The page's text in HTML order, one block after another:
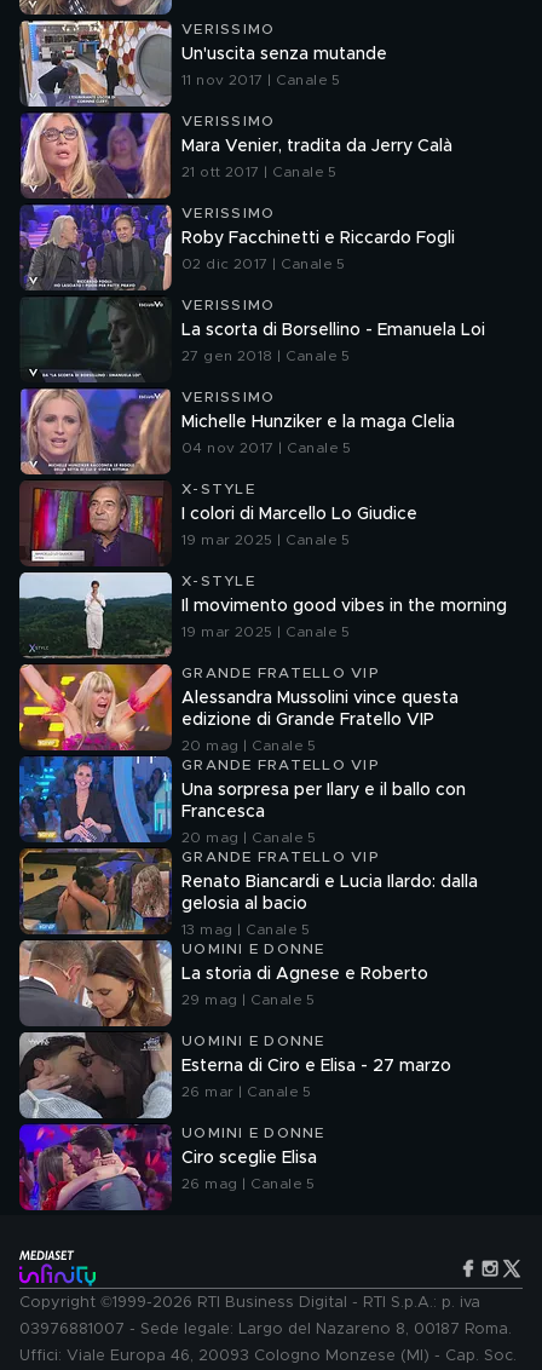
VERISSIMO
Un'uscita senza mutande
11 nov 2017 | Canale 5
VERISSIMO
Mara Venier, tradita da Jerry Calà
21 ott 2017 | Canale 5
VERISSIMO
Roby Facchinetti e Riccardo Fogli
02 dic 2017 | Canale 5
VERISSIMO
La scorta di Borsellino - Emanuela Loi
27 gen 2018 | Canale 5
VERISSIMO
Michelle Hunziker e la maga Clelia
04 nov 2017 | Canale 5
X-STYLE
I colori di Marcello Lo Giudice
19 mar 2025 | Canale 5
X-STYLE
Il movimento good vibes in the morning
19 mar 2025 | Canale 5
GRANDE FRATELLO VIP
Alessandra Mussolini vince questa
edizione di Grande Fratello VIP
20 mag | Canale 5
GRANDE FRATELLO VIP
Una sorpresa per Ilary e il ballo con
Francesca
20 mag | Canale 5
GRANDE FRATELLO VIP
Renato Biancardi e Lucia Ilardo: dalla
gelosia al bacio
13 mag | Canale 5
UOMINI E DONNE
La storia di Agnese e Roberto
29 mag | Canale 5
UOMINI E DONNE
Esterna di Ciro e Elisa - 27 marzo
26 mar | Canale 5
UOMINI E DONNE
Ciro sceglie Elisa
26 mag | Canale 5
Copyright ©1999-2026 RTI Business Digital - RTI S.p.A.: p. iva
03976881007 - Sede legale: Largo del Nazareno 8, 00187 Roma.
Uffici: Viale Europa 46, 20093 Cologno Monzese (MI) - Cap. Soc.